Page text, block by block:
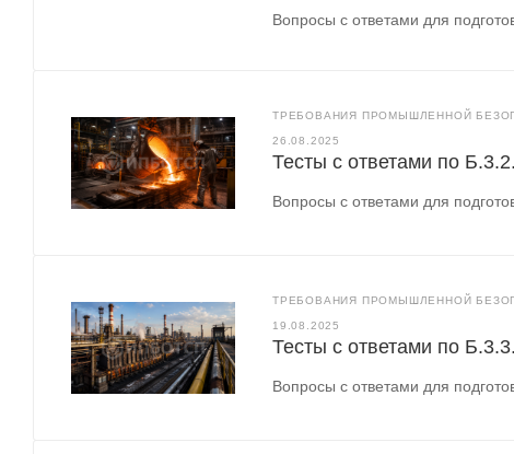
Вопросы с ответами для
ТРЕБОВАНИЯ ПРОМЫШЛЕННОЙ
26.08.2025
Тесты с ответами по
Вопросы с ответами для
ТРЕБОВАНИЯ ПРОМЫШЛЕННОЙ
19.08.2025
Тесты с ответами по
Вопросы с ответами для